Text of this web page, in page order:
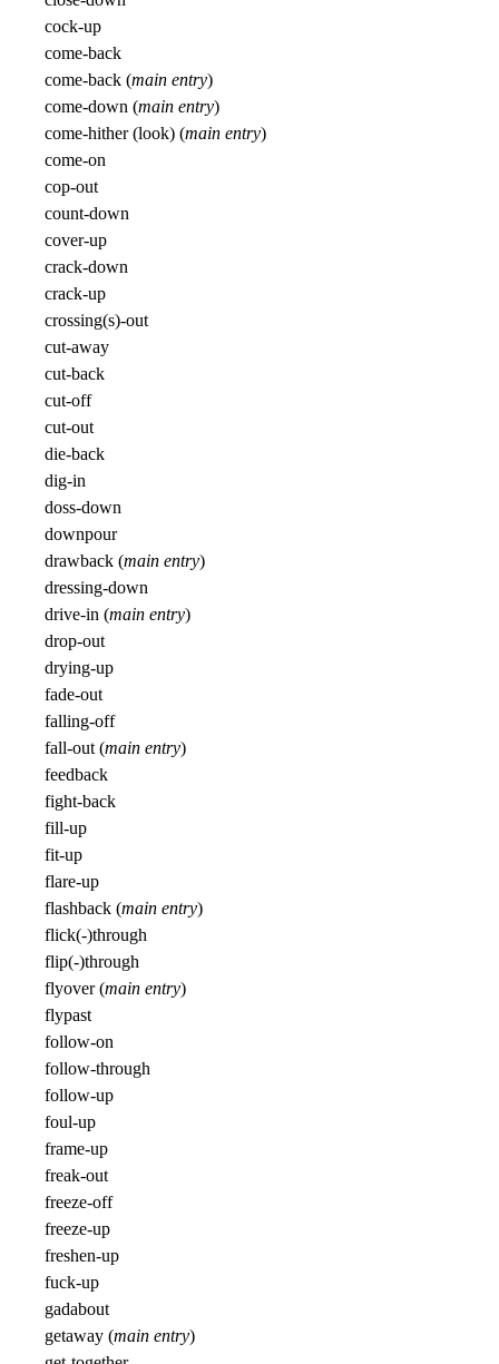
cock-up
come-back
come-back (main entry)
come-down (main entry)
come-hither (look) (main entry)
come-on
cop-out
count-down
cover-up
crack-down
crack-up
crossing(s)-out
cut-away
cut-back
cut-off
cut-out
die-back
dig-in
doss-down
downpour
drawback (main entry)
dressing-down
drive-in (main entry)
drop-out
drying-up
fade-out
falling-off
fall-out (main entry)
feedback
fight-back
fill-up
fit-up
flare-up
flashback (main entry)
flick(-)through
flip(-)through
flyover (main entry)
flypast
follow-on
follow-through
follow-up
foul-up
frame-up
freak-out
freeze-off
freeze-up
freshen-up
fuck-up
gadabout
getaway (main entry)